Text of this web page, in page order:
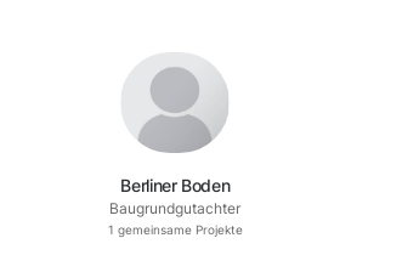
Berliner Boden
Baugrundgutachter
1 gemeinsame Projekte